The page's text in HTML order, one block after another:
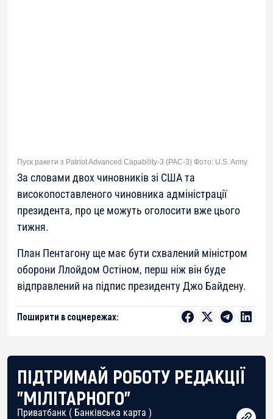
Пуск ракети з Patriot Advanced Capability-3 (PAC-3) Фото: U.S. Army
За словами двох чиновників зі США та
високопоставленого чиновника адміністрації
президента, про це можуть оголосити вже цього
тижня.
План Пентагону ще має бути схвалений міністром
оборони Ллойдом Остіном, перш ніж він буде
відправлений на підпис президенту Джо Байдену.
Поширити в соцмережах:
ПІДТРИМАЙ РОБОТУ РЕДАКЦІЇ
"МІЛІТАРНОГО"
Приватбанк ( Банківська карта )